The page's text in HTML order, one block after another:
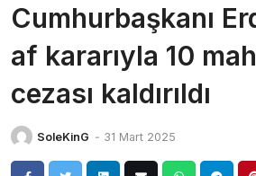
Cumhurbaşkanı
af kararıyla 10
cezası kaldırıldı
SoleKinG - 31 Mart 2025